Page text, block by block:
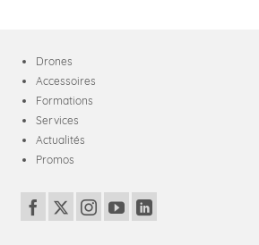
Oring
+
1
screwdriver)
Drones
Accessoires
Formations
Services
Actualités
Promos